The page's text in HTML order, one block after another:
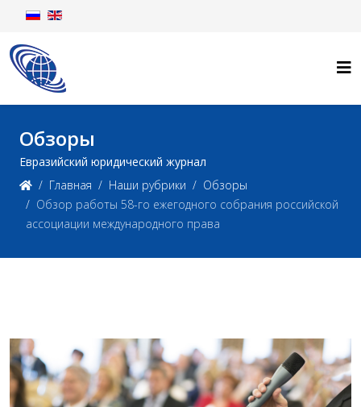
Обзоры
Евразийский юридический журнал
Главная
Наши рубрики
Обзоры
Обзор работы 58-го ежегодного собрания российской
ассоциации международного права